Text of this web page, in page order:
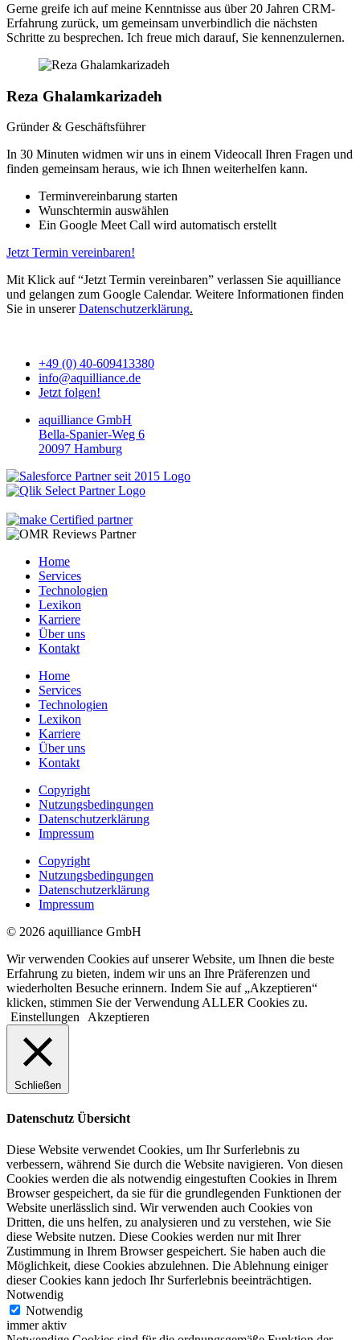
Gerne greife ich auf meine Kenntnisse aus über 20 Jahren CRM-
Erfahrung zurück, um gemeinsam unverbindlich die nächsten
Schritte zu besprechen. Ich freue mich darauf, Sie kennenzulernen.
Reza Ghalamkarizadeh
Gründer & Geschäftsführer
In 30 Minuten widmen wir uns in einem Videocall Ihren Fragen und
finden gemeinsam heraus, wie ich Ihnen weiterhelfen kann.
Terminvereinbarung starten
Wunschtermin auswählen
Ein Google Meet Call wird automatisch erstellt
Jetzt Termin vereinbaren!
Mit Klick auf “Jetzt Termin vereinbaren” verlassen Sie aquilliance
und gelangen zum Google Calendar. Weitere Informationen finden
Sie in unsererDatenschutzerklärung.
+49 (0) 40-609413380
info@aquilliance.de
Jetzt folgen!
aquilliance GmbH
Bella-Spanier-Weg 6
20097 Hamburg
Home
Services
Technologien
Lexikon
Karriere
Über uns
Kontakt
Home
Services
Technologien
Lexikon
Karriere
Über uns
Kontakt
Copyright
Nutzungsbedingungen
Datenschutzerklärung
Impressum
Copyright
Nutzungsbedingungen
Datenschutzerklärung
Impressum
© 2026 aquilliance GmbH
Wir verwenden Cookies auf unserer Website, um Ihnen die beste
Erfahrung zu bieten, indem wir uns an Ihre Präferenzen und
wiederholten Besuche erinnern. Indem Sie auf „Akzeptieren“
klicken, stimmen Sie der Verwendung ALLER Cookies zu.
Einstellungen
Akzeptieren
Schließen
Datenschutz Übersicht
Diese Website verwendet Cookies, um Ihr Surferlebnis zu
verbessern, während Sie durch die Website navigieren. Von diesen
Cookies werden die als notwendig eingestuften Cookies in Ihrem
Browser gespeichert, da sie für die grundlegenden Funktionen der
Website unerlässlich sind. Wir verwenden auch Cookies von
Dritten, die uns helfen, zu analysieren und zu verstehen, wie Sie
diese Website nutzen. Diese Cookies werden nur mit Ihrer
Zustimmung in Ihrem Browser gespeichert. Sie haben auch die
Möglichkeit, diese Cookies abzulehnen. Die Ablehnung einiger
dieser Cookies kann jedoch Ihr Surferlebnis beeinträchtigen.
Notwendig
Notwendig
immer aktiv